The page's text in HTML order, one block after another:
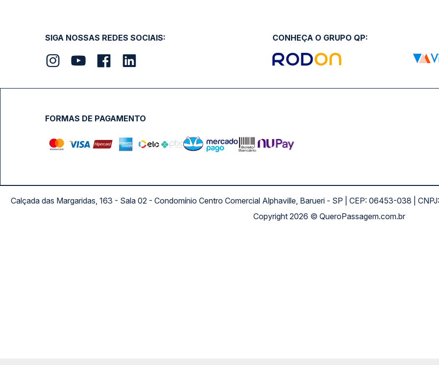
SIGA NOSSAS REDES SOCIAIS: CONHEÇA O GRUPO QP:
FORMAS DE PAGAMENTO
Calçada das Margaridas, 163 - Sala 02 - Condomínio Centro Comercial Alphaville, Barueri - SP | CEP: 06453-038 |
Copyright 2026 © QueroPassagem.com.br